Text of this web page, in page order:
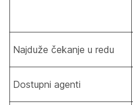
Najduže čekanje u redu
Dostupni agenti